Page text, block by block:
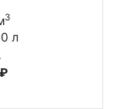
3
л